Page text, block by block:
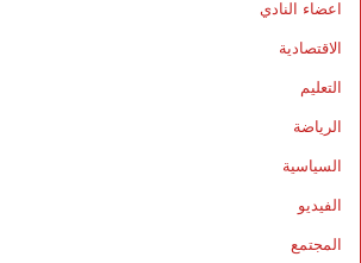
اعضاء النادي
الاقتصادية
التعليم
الرياضة
السياسية
الفيديو
المجتمع